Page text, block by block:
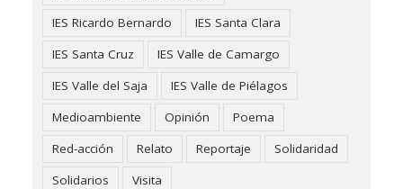
IES Ricardo Bernardo
IES Santa Clara
IES Santa Cruz
IES Valle de Camargo
IES Valle del Saja
IES Valle de Piélagos
Medioambiente
Opinión
Poema
Red-acción
Relato Reportaje
Solidaridad
Solidarios
Visita